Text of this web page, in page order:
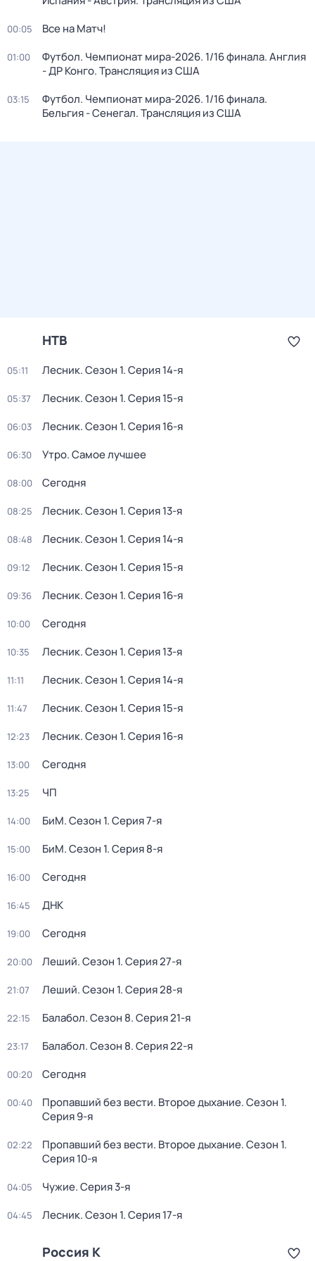
00:05 Все на Матч!
01:00
Футбол. Чемпионат мира-2026. 1/16 финала. Англия
- ДР Конго. Трансляция из США
03:15
Футбол. Чемпионат мира-2026. 1/16 финала.
Бельгия - Сенегал. Трансляция из США
НТВ
05:11 Лесник. Сезон 1. Серия 14-я
05:37 Лесник. Сезон 1. Серия 15-я
06:03 Лесник. Сезон 1. Серия 16-я
06:30 Утро. Самое лучшее
08:00 Сегодня
08:25 Лесник. Сезон 1. Серия 13-я
08:48 Лесник. Сезон 1. Серия 14-я
09:12 Лесник. Сезон 1. Серия 15-я
09:36 Лесник. Сезон 1. Серия 16-я
10:00 Сегодня
10:35 Лесник. Сезон 1. Серия 13-я
11:11 Лесник. Сезон 1. Серия 14-я
11:47 Лесник. Сезон 1. Серия 15-я
12:23 Лесник. Сезон 1. Серия 16-я
13:00 Сегодня
13:25 ЧП
14:00 БиМ. Сезон 1. Серия 7-я
15:00 БиМ. Сезон 1. Серия 8-я
16:00 Сегодня
16:45 ДНК
19:00 Сегодня
20:00 Леший. Сезон 1. Серия 27-я
21:07 Леший. Сезон 1. Серия 28-я
22:15 Балабол. Сезон 8. Серия 21-я
23:17 Балабол. Сезон 8. Серия 22-я
00:20 Сегодня
00:40 Пропавший без вести. Второе дыхание. Сезон 1.
Серия 9-я
02:22 Пропавший без вести. Второе дыхание. Сезон 1.
Серия 10-я
04:05 Чужие. Серия 3-я
04:45 Лесник. Сезон 1. Серия 17-я
Россия К